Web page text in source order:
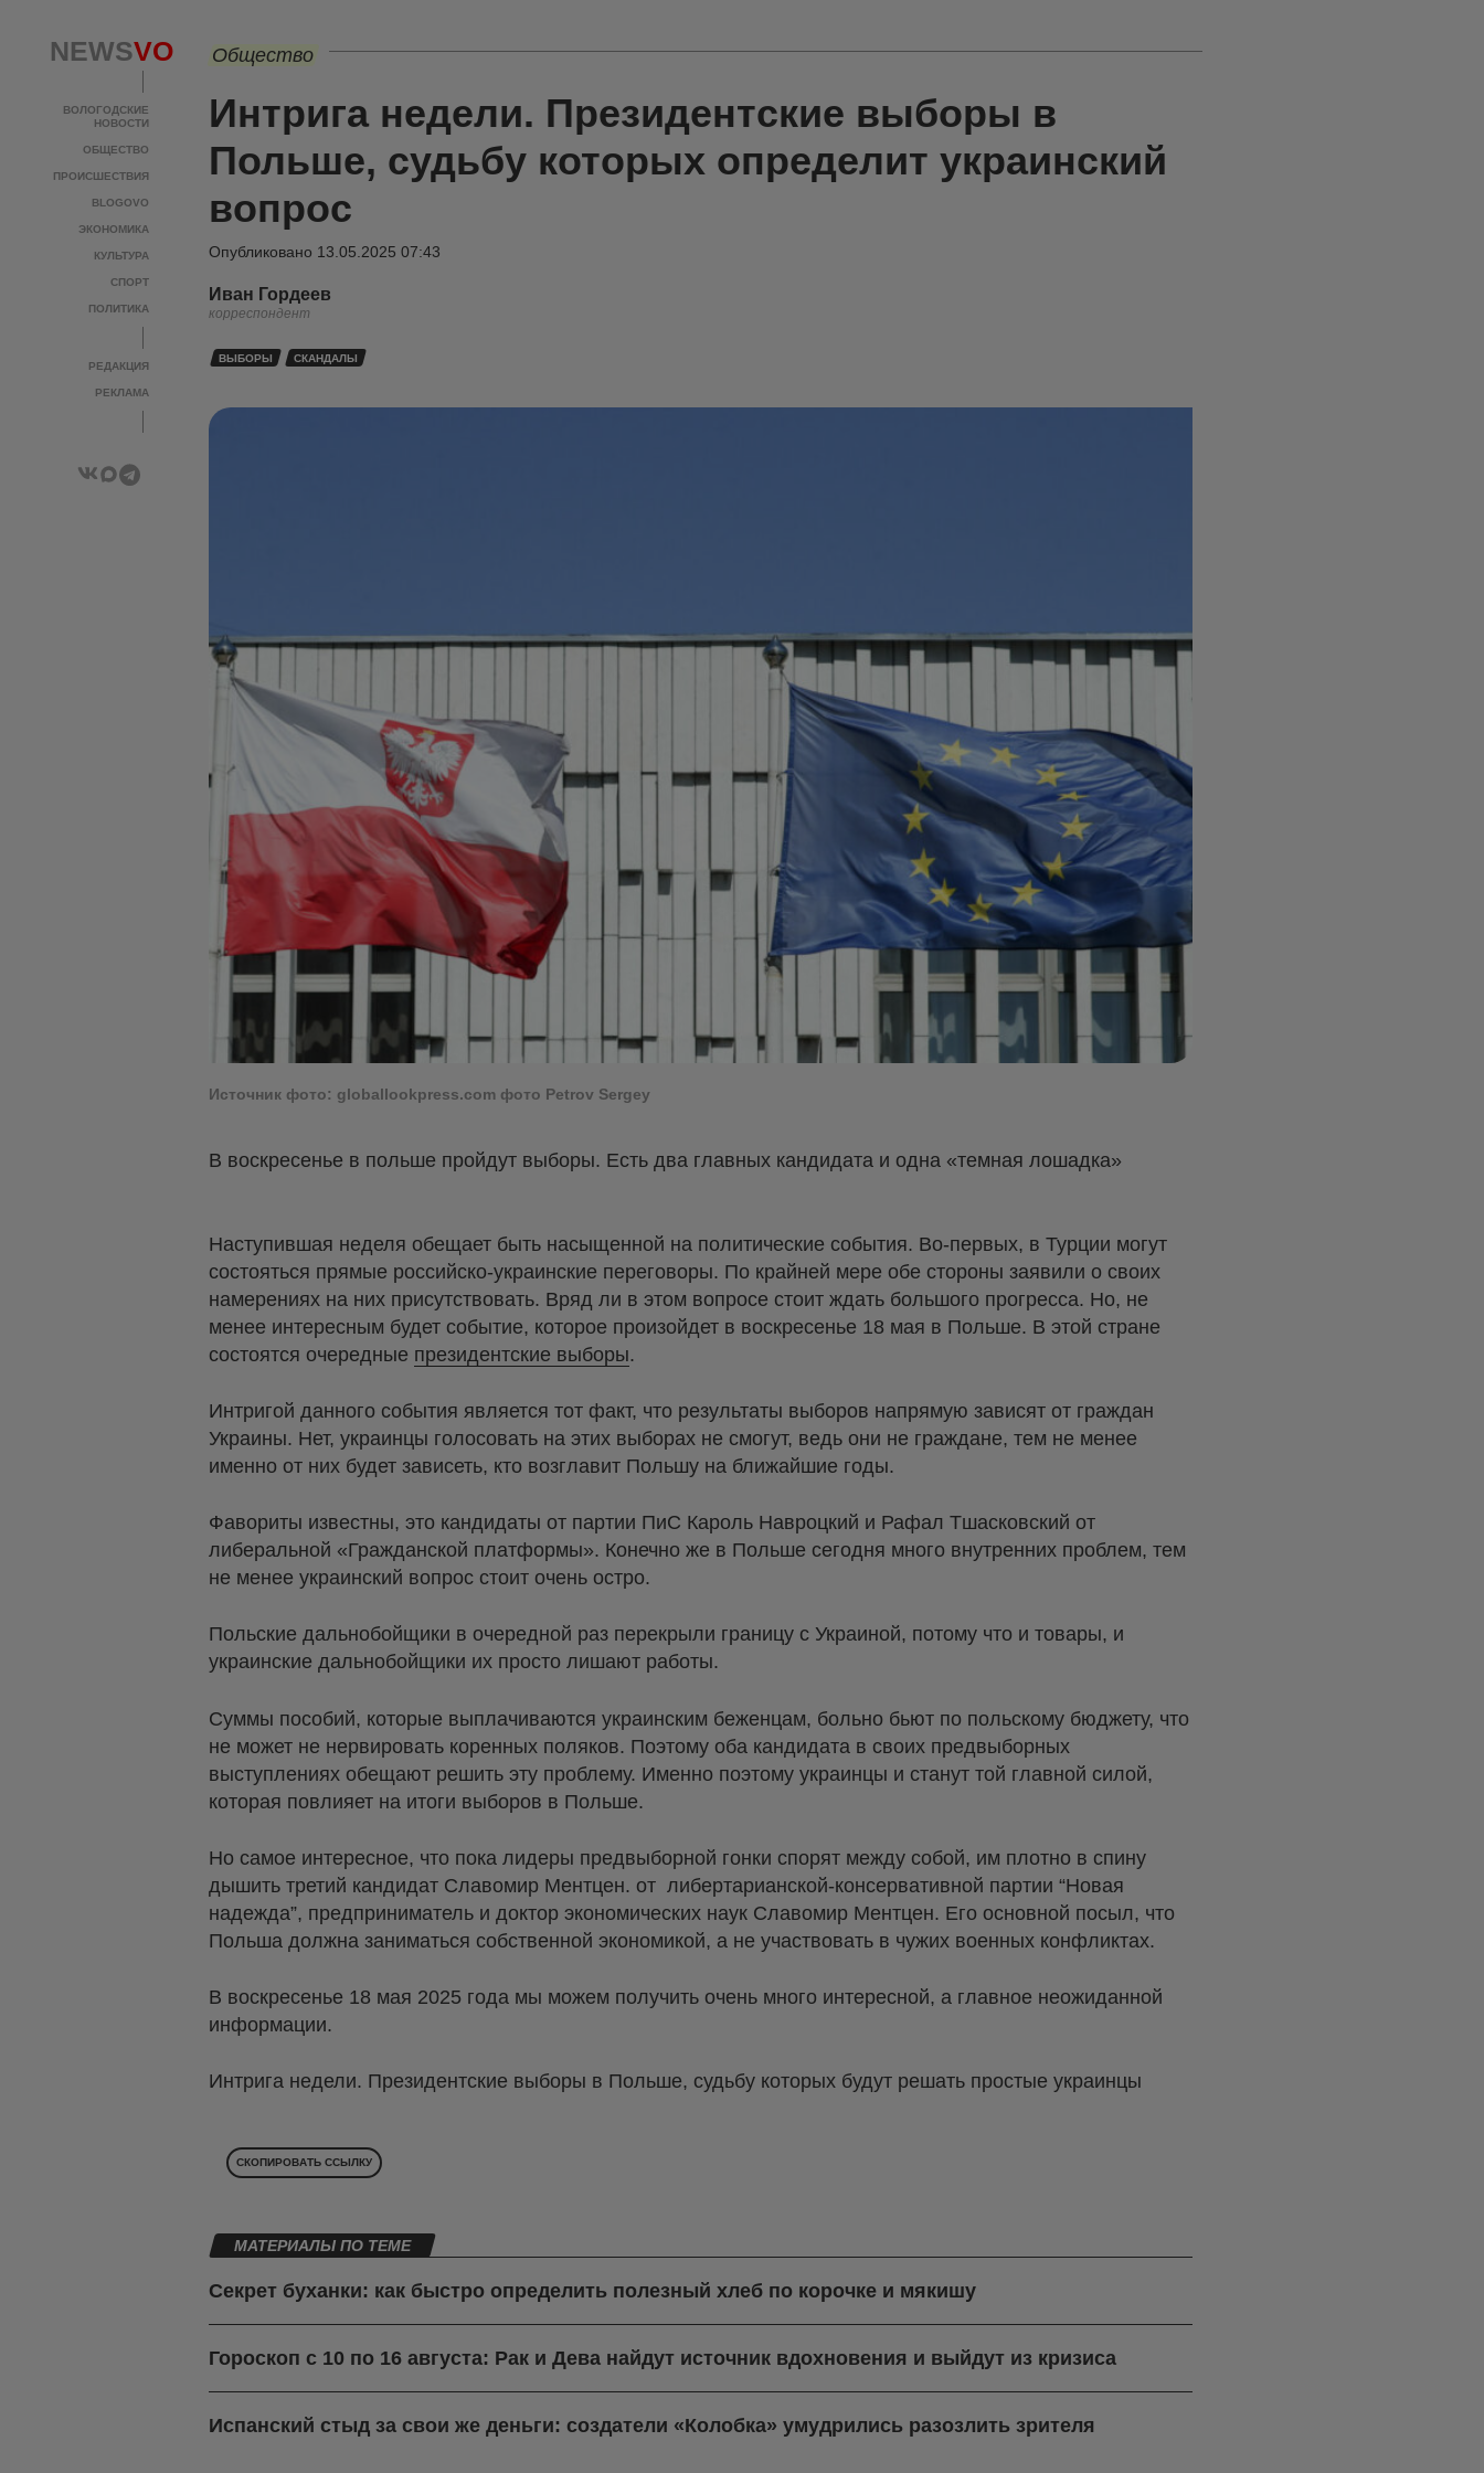
NEWSVO
ВОЛОГОДСКИЕ
НОВОСТИ
ОБЩЕСТВО
ПРОИСШЕСТВИЯ
BLOGOVO
ЭКОНОМИКА
КУЛЬТУРА
СПОРТ
ПОЛИТИКА
РЕДАКЦИЯ
РЕКЛАМА
Общество
Интрига недели. Президентские выборы в
Польше, судьбу которых определит украинский
вопрос
Опубликовано 13.05.2025 07:43
Иван Гордеев
корреспондент
ВЫБОРЫ СКАНДАЛЫ
Источник фото: globallookpress.com фото Petrov Sergey
В воскресенье в польше пройдут выборы. Есть два главных кандидата и одна «темная лошадка»
Наступившая неделя обещает быть насыщенной на политические события. Во-первых, в Турции могут
состояться прямые российско-украинские переговоры. По крайней мере обе стороны заявили о своих
намерениях на них присутствовать. Вряд ли в этом вопросе стоит ждать большого прогресса. Но, не
менее интересным будет событие, которое произойдет в воскресенье 18 мая в Польше. В этой стране
состоятся очередные президентские выборы.
Интригой данного события является тот факт, что результаты выборов напрямую зависят от граждан
Украины. Нет, украинцы голосовать на этих выборах не смогут, ведь они не граждане, тем не менее
именно от них будет зависеть, кто возглавит Польшу на ближайшие годы.
Фавориты известны, это кандидаты от партии ПиС Кароль Навроцкий и Рафал Тшасковский от
либеральной «Гражданской платформы». Конечно же в Польше сегодня много внутренних проблем, тем
не менее украинский вопрос стоит очень остро.
Польские дальнобойщики в очередной раз перекрыли границу с Украиной, потому что и товары, и
украинские дальнобойщики их просто лишают работы.
Суммы пособий, которые выплачиваются украинским беженцам, больно бьют по польскому бюджету, что
не может не нервировать коренных поляков. Поэтому оба кандидата в своих предвыборных
выступлениях обещают решить эту проблему. Именно поэтому украинцы и станут той главной силой,
которая повлияет на итоги выборов в Польше.
Но самое интересное, что пока лидеры предвыборной гонки спорят между собой, им плотно в спину
дышить третий кандидат Славомир Ментцен. от либертарианской-консервативной партии “Новая
надежда”, предприниматель и доктор экономических наук Славомир Ментцен. Его основной посыл, что
Польша должна заниматься собственной экономикой, а не участвовать в чужих военных конфликтах.
В воскресенье 18 мая 2025 года мы можем получить очень много интересной, а главное неожиданной
информации.
Интрига недели. Президентские выборы в Польше, судьбу которых будут решать простые украинцы
СКОПИРОВАТЬ ССЫЛКУ
МАТЕРИАЛЫ ПО ТЕМЕ
Секрет буханки: как быстро определить полезный хлеб по корочке и мякишу
Гороскоп с 10 по 16 августа: Рак и Дева найдут источник вдохновения и выйдут из кризиса
Испанский стыд за свои же деньги: создатели «Колобка» умудрились разозлить зрителя